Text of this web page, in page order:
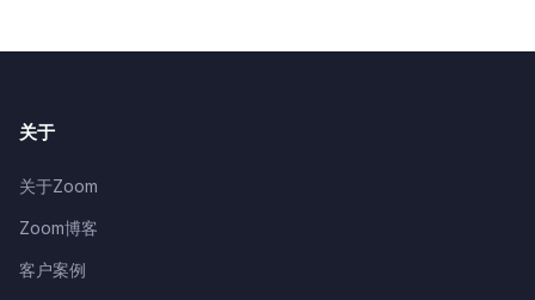
关于
关于Zoom
Zoom博客
客户案例